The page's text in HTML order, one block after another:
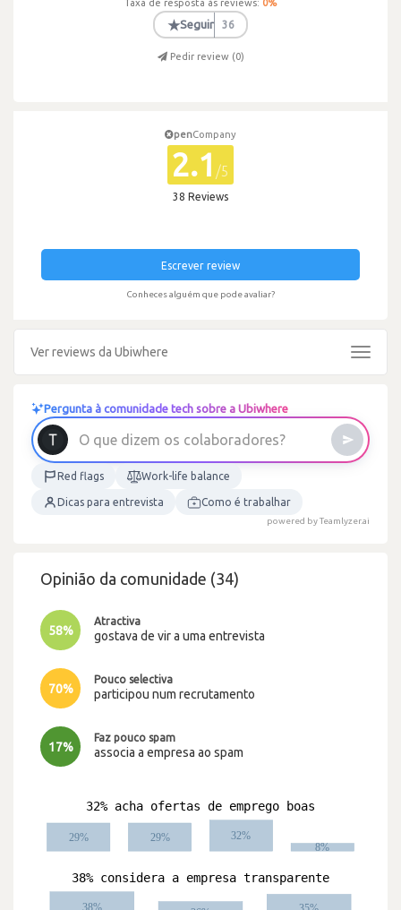
Taxa de resposta às reviews: 0%
★Seguir 36
Pedir review (0)
penCompany
2.1 /5
38 Reviews
Escrever review
Conheces alguém que pode avaliar?
Ver reviews da Ubiwhere
Toggle
Pergunta à comunidade tech sobre a Ubiwhere
O que d izem os colaboradores?
Red flags Work-life balance
Dicas para entrevista Como é trabalhar
powered by Teamlyzer.ai
Opinião da comunidade (34)
58%
Atractiva
gostava de vir a uma entrevista
70%
Pouco selectiva
participou num recrutamento
17%
Faz pouco spam
associa a empresa ao spam